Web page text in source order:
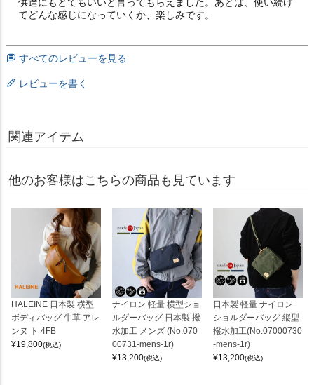
供達にもとてもいいと言ってもらえました。あとは、使い続け
てどんな感じになっていくか、楽しみです。
すべてのレビューを見る
レビューを書く
関連アイテム
他のお客様はこちらの商品も見ています
HALEINE 日本製 横型
ボディバッグ 牛革 アレ
ンヌ ト 4FB
¥19,800(税込)
ナイロン 軽量 横型ショ
ルダーバッグ 日本製 撥
水加工 メンズ (No.070
00731-mens-1r)
¥13,200(税込)
日本製 軽量 ナイロン
ショルダーバッグ 縦型
撥水加工(No.07000730
-mens-1r)
¥13,200(税込)